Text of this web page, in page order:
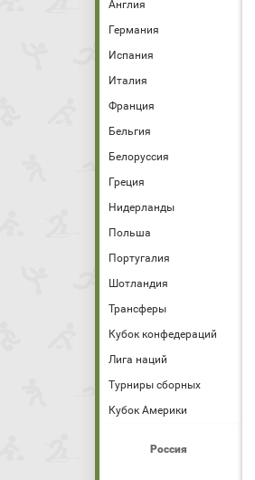
Англия
Германия
Испания
Италия
Франция
Бельгия
Белоруссия
Греция
Нидерланды
Польша
Португалия
Шотландия
Трансферы
Кубок конфедераций
Лига наций
Турниры сборных
Кубок Америки
Россия